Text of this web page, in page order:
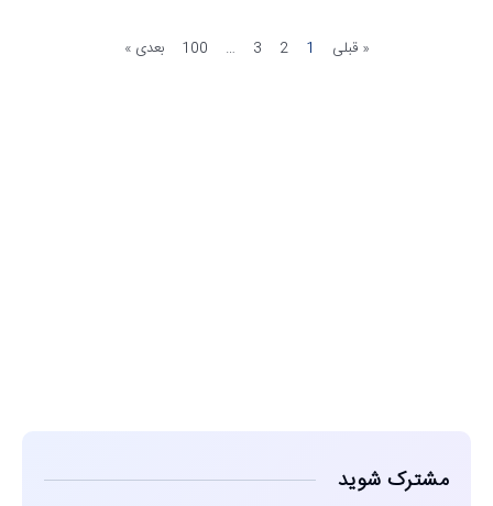
« قبلی 1
2
3
…
100 بعدی »
مشترک شوید